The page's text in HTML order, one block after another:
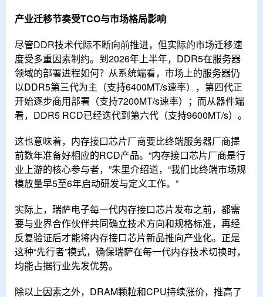
产业迁移节奏受TCO与市场格局影响
尽管DDR技术代际不断向前推进，但实际的市场迁移速
度受多重因素制约。到2026年上半年，DDR5在服务器
领域的部署进程如何？从系统端看，市场上的服务器仍
以DDR5第三代为主（支持‌6400MT/s‌速率），第四代‌正
开始逐步商用部署（支持‌7200MT/s‌速率）；而从器件端
看，DDR5 RCD已经迭代到第六代（支持9600MT/s）。
这也意味着，内存接口芯片厂商要比终端服务器厂商提
前数年准备好相应的RCD产品。“内存接口芯片厂商是行
业上游的核心参与者，”朱里介绍道，“我们比终端市场规
模放量早5至6年启动研发与定义工作。”
实际上，瑞萨电子每一代内存接口芯片发布之前，都需
要与业界合作伙伴共同确立技术方向和规格标准，再经
反复验证后才能将内存接口芯片新品推向产业化。正是
这种“先行者”模式，确保瑞萨在每一代内存技术切换时，
均能占据行业先发优势。
除以上因素之外，DRAM颗粒和CPU持续涨价，推高了